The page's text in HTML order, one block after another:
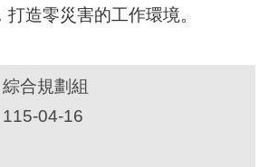
打造零災害的工作環境。
綜合規劃組
115-04-16